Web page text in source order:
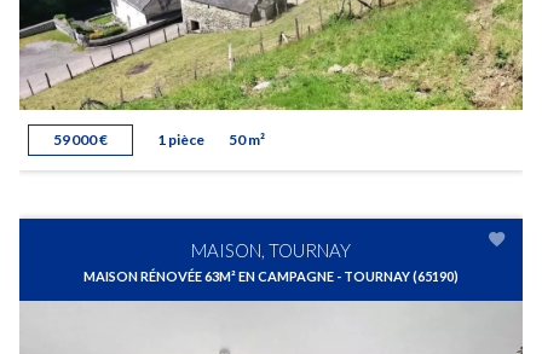
59 000 € 1 pièce 50 m²
MAISON, TOURNAY
MAISON RÉNOVÉE 63M² EN CAMPAGNE - TOURNAY (65190)